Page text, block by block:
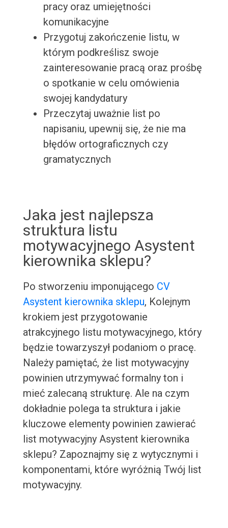
pracy oraz umiejętności
komunikacyjne
Przygotuj zakończenie listu, w
którym podkreślisz swoje
zainteresowanie pracą oraz prośbę
o spotkanie w celu omówienia
swojej kandydatury
Przeczytaj uważnie list po
napisaniu, upewnij się, że nie ma
błędów ortograficznych czy
gramatycznych
Jaka jest najlepsza
struktura listu
motywacyjnego Asystent
kierownika sklepu?
Po stworzeniu imponującego CV
Asystent kierownika sklepu, Kolejnym
krokiem jest przygotowanie
atrakcyjnego listu motywacyjnego, który
będzie towarzyszył podaniom o pracę.
Należy pamiętać, że list motywacyjny
powinien utrzymywać formalny ton i
mieć zalecaną strukturę. Ale na czym
dokładnie polega ta struktura i jakie
kluczowe elementy powinien zawierać
list motywacyjny Asystent kierownika
sklepu? Zapoznajmy się z wytycznymi i
komponentami, które wyróżnią Twój list
motywacyjny.